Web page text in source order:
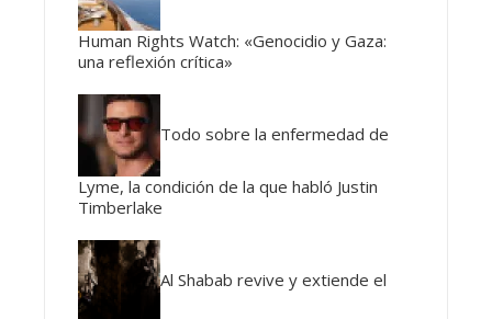
Human Rights Watch: «Genocidio y Gaza:
una reflexión crítica»
Todo sobre la enfermedad de
Lyme, la condición de la que habló Justin
Timberlake
Al Shabab revive y extiende el